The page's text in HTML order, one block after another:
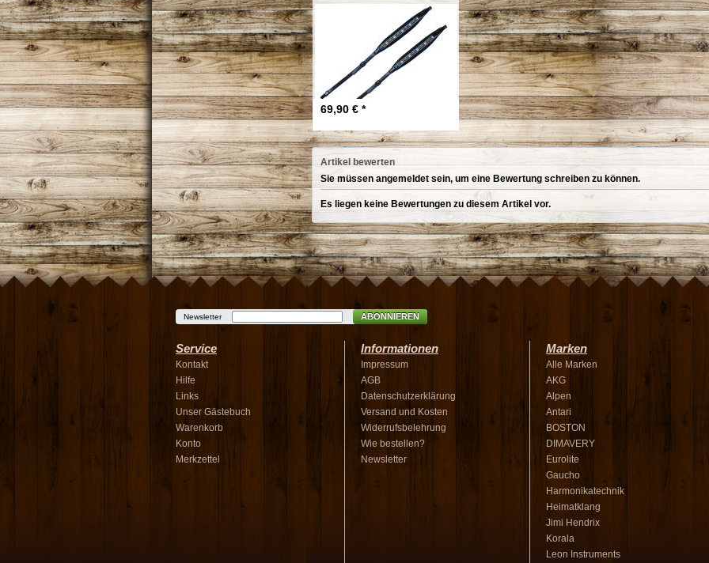
69,90 € *
Artikel bewerten
Sie müssen angemeldet sein, um eine Bewertung schreiben zu können.
Es liegen keine Bewertungen zu diesem Artikel vor.
Newsletter ABONNIEREN
Service
Kontakt
Hilfe
Links
Unser Gästebuch
Warenkorb
Konto
Merkzettel
Informationen
Impressum
AGB
Datenschutzerklärung
Versand und Kosten
Widerrufsbelehrung
Wie bestellen?
Newsletter
Marken
Alle Marken
AKG
Alpen
Antari
BOSTON
DIMAVERY
Eurolite
Gaucho
Harmonikatechnik
Heimatklang
Jimi Hendrix
Korala
Leon Instruments